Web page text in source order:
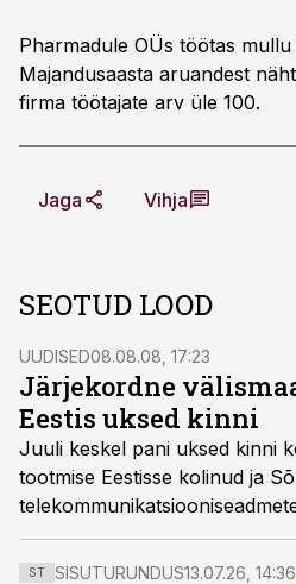
Pharmadule OÜs töötas mullu
Majandusaasta aruandest
firma töötajate arv üle 100.
Jaga Vihja
SEOTUD LOOD
UUDISED08.08.08, 17:23
Järjekordne
Eestis uksed kinni
Juuli keskel pani uksed kinni kolme
tootmise Eestisse kolinud ja
Flexenclosure OÜ.
ST SISUTURUNDUS13.07.26, 14:36